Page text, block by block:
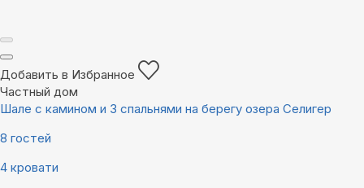
Добавить в Избранное
Частный дом
Шале с камином и 3 спальнями на берегу озера Селигер
8 гостей
4 кровати